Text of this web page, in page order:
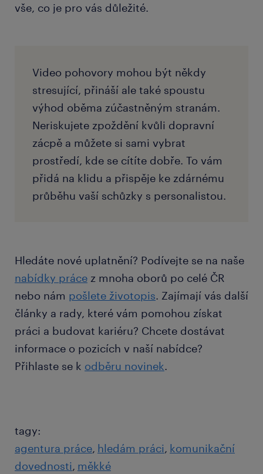
vše, co je pro vás důležité.
Video pohovory mohou být někdy
stresující, přináší ale také spoustu
výhod oběma zúčastněným stranám.
Neriskujete zpoždění kvůli dopravní
zácpě a můžete si sami vybrat
prostředí, kde se cítíte dobře. To vám
přidá na klidu a přispěje ke zdárnému
průběhu vaší schůzky s personalistou.
Hledáte nové uplatnění? Podívejte se na naše
nabídky práce z mnoha oborů po celé ČR
nebo nám pošlete životopis. Zajímají vás další
články a rady, které vám pomohou získat
práci a budovat kariéru? Chcete dostávat
informace o pozicích v naší nabídce?
Přihlaste se k odběru novinek.
tagy:
agentura práce hledám práci komunikační
dovednosti měkké